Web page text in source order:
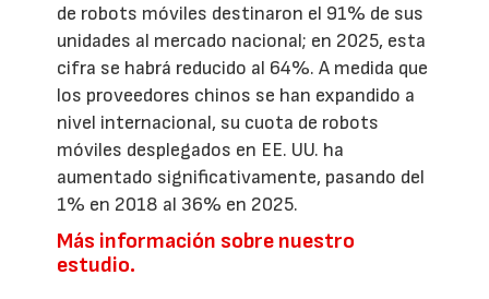
de robots móviles destinaron el 91% de sus
unidades al mercado nacional; en 2025, esta
cifra se habrá reducido al 64%. A medida que
los proveedores chinos se han expandido a
nivel internacional, su cuota de robots
móviles desplegados en EE. UU. ha
aumentado significativamente, pasando del
1% en 2018 al 36% en 2025.
Más información sobre nuestro
estudio.